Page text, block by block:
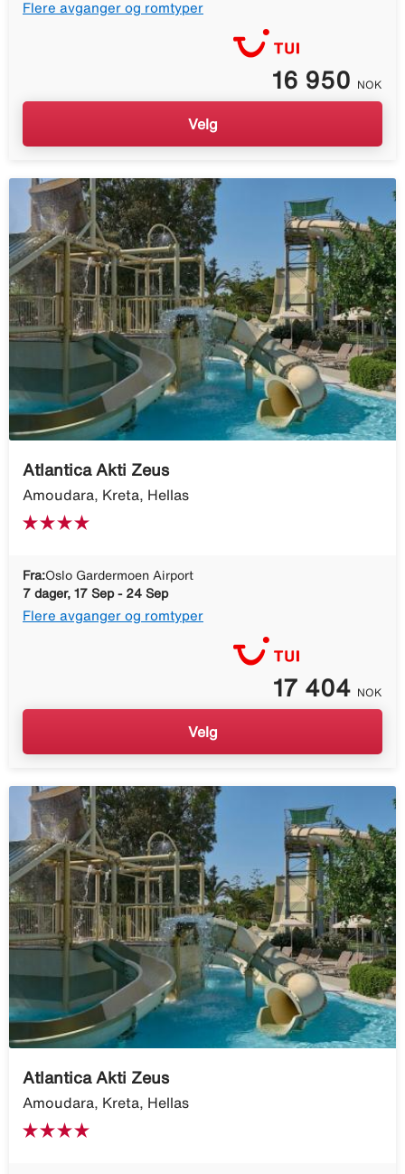
Flere avganger og romtyper
16 950 NOK
Velg
Atlantica Akti Zeus
Amoudara, Kreta, Hellas
Fra:Oslo Gardermoen Airport
7 dager, 17 Sep - 24 Sep
Flere avganger og romtyper
17 404 NOK
Velg
Atlantica Akti Zeus
Amoudara, Kreta, Hellas